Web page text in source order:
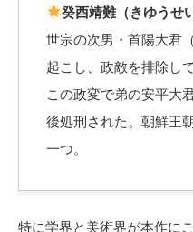
癸酉靖難（きゆうせ
世宗の次男・首陽大君
起こし、政敵を排除し
この政変で弟の安平大
後処刑された。朝鮮王
一つ。
特に学界と美術界が本作に